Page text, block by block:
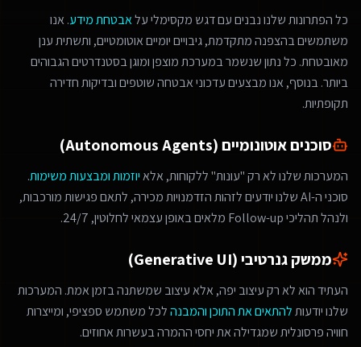
כל הפתרונות שלנו נבנים עם דגש מקסימלי עלאבטחת מידע. אנו
משתמשים בהצפנה מתקדמת, גיבויים יומיים אוטומטיים, ותשתית ענן
מאובטחת. כל נתון שנשמר במערכת מוצפן ומוגן בסטנדרטים הגבוהים
ביותר. בנוסף, אנו מבצעים עדכוני אבטחה שוטפים ובדיקות חדירה
תקופתיות.
סוכנים אוטונומיים (Autonomous Agents)
המערכות שלנו לא רק "עונות" ללקוחות, אלאיוזמות ומבצעות משימות.
סוכני ה-AI שלנו יודעים לזהות הזדמנויות מכירה, לתאם פגישות מורכבות,
ולנהל תהליכי Follow-up מלאים באופן עצמאי לחלוטין, 24/7.
ממשק גנרטיבי (Generative UI)
העתיד הוא לא רק עיצוב יפה, אלא עיצוב שמשתנה בזמן אמת. המערכות
שלנו יודעותלהתאים את התוכן והמבנהלכל משתמש ספציפי, ומייצרות
חוויה פרסונלית שמגדילה את יחסי ההמרה בעשרות אחוזים.